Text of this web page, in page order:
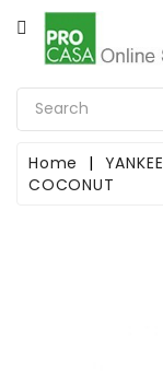
CATEGORIA
Casa
Home
COCONUT
Create
Wishlist name